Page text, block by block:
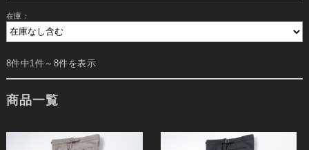
在庫：
8件中1件～8件を表示
商品一覧